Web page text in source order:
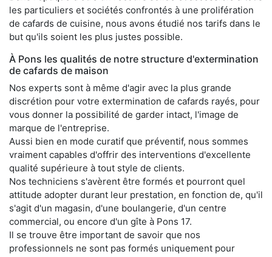
les particuliers et sociétés confrontés à une prolifération
de cafards de cuisine, nous avons étudié nos tarifs dans le
but qu'ils soient les plus justes possible.
À Pons les qualités de notre structure d'extermination
de cafards de maison
Nos experts sont à même d'agir avec la plus grande
discrétion pour votre extermination de cafards rayés, pour
vous donner la possibilité de garder intact, l'image de
marque de l'entreprise.
Aussi bien en mode curatif que préventif, nous sommes
vraiment capables d'offrir des interventions d'excellente
qualité supérieure à tout style de clients.
Nos techniciens s'avèrent être formés et pourront quel
attitude adopter durant leur prestation, en fonction de, qu'il
s'agit d'un magasin, d'une boulangerie, d'un centre
commercial, ou encore d'un gîte à Pons 17.
Il se trouve être important de savoir que nos
professionnels ne sont pas formés uniquement pour